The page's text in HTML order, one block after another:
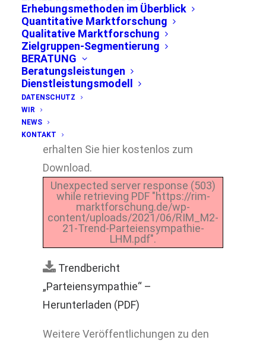
Erhebungsmethoden im Überblick
Quantitative Marktforschung
Qualitative Marktforschung
Zielgruppen-Segmentierung
BERATUNG
Beratungsleistungen
Dienstleistungsmodell
DATENSCHUTZ
WIR
NEWS
KONTAKT
Viermal jährlich erhebt die RIM
Marktforschung die
München. Den aktuellen Trend
erhalten Sie hier kostenlos zum
Download.
Unexpected server response (503)
while retrieving PDF "https://rim-
marktforschung.de/wp-
content/uploads/2021/06/RIM_M2-
21-Trend-Parteiensympathie-
LHM.pdf".
Trendbericht
„Parteiensympathie“ –
Herunterladen (PDF)
Weitere Veröffentlichungen zu den